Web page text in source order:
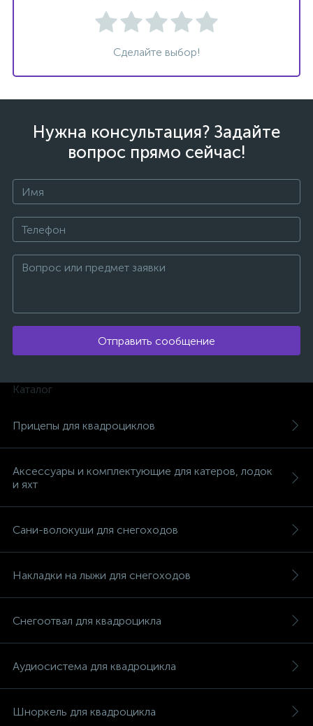
Сделайте выбор!
Нужна консультация? Задайте
вопрос прямо сейчас!
Отправить сообщение
Каталог
Прицепы для квадроциклов
Аксессуары и комплектующие для катеров, лодок
и яхт
Сани-волокуши для снегоходов
Накладки на лыжи для снегоходов
Снегоотвал для квадроцикла
Аудиосистема для квадроцикла
Шноркель для квадроцикла